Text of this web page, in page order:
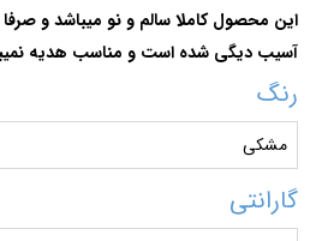
این محصول کاملا سالم و نو میباشد و
آسیب دیگی شده است و مناسب هدیه
رنگ
مشکی
گارانتی